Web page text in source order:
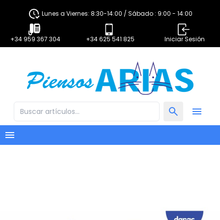
Lunes a Viernes: 8:30-14:00 / Sábado : 9:00 - 14:00
+34 959 367 304 +34 625 541 825 Iniciar Sesión